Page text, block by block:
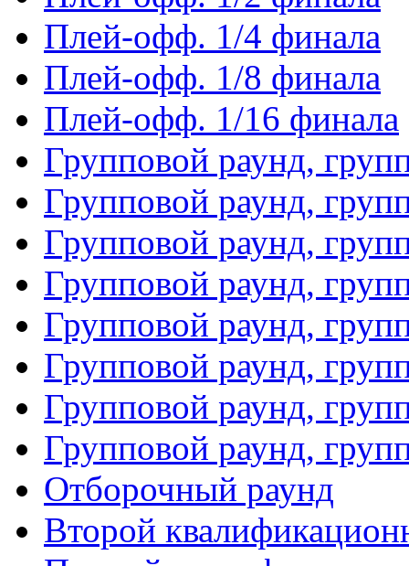
Плей-офф. 1/4 финала
Плей-офф. 1/8 финала
Плей-офф. 1/16 финала
Групповой раунд,
Групповой раунд,
Групповой раунд,
Групповой раунд,
Групповой раунд,
Групповой раунд,
Групповой раунд,
Групповой раунд,
Отборочный раунд
Второй